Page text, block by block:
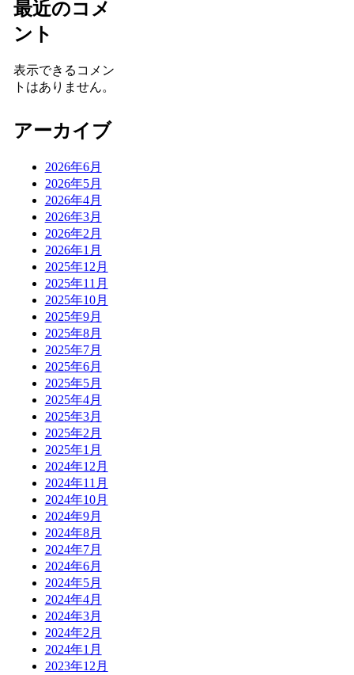
最近のコメ
ント
表示できるコメン
トはありません。
アーカイブ
2026年6月
2026年5月
2026年4月
2026年3月
2026年2月
2026年1月
2025年12月
2025年11月
2025年10月
2025年9月
2025年8月
2025年7月
2025年6月
2025年5月
2025年4月
2025年3月
2025年2月
2025年1月
2024年12月
2024年11月
2024年10月
2024年9月
2024年8月
2024年7月
2024年6月
2024年5月
2024年4月
2024年3月
2024年2月
2024年1月
2023年12月